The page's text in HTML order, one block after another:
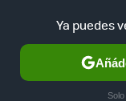
SELECCIÓNYa puedes